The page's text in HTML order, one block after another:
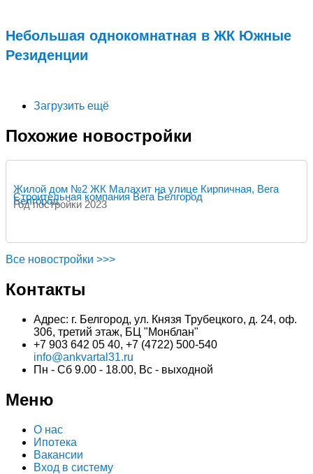
Небольшая однокомнатная в ЖК Южные
Резиденции
Загрузить ещё
Похожие новостройки
Жилой дом №2 ЖК Малахит на улице Кирпичная, Вега
Белгород
Строительная компания Вега Белгород
Год постройки 2023
Все новостройки >>>
Контакты
Адрес: г. Белгород, ул. Князя Трубецкого, д. 24, оф.
306, третий этаж, БЦ "Монблан"
+7 903 642 05 40, +7 (4722) 500-540
info@ankvartal31.ru
Пн - Сб 9.00 - 18.00, Вс - выходной
Меню
О нас
Ипотека
Вакансии
Вход в систему